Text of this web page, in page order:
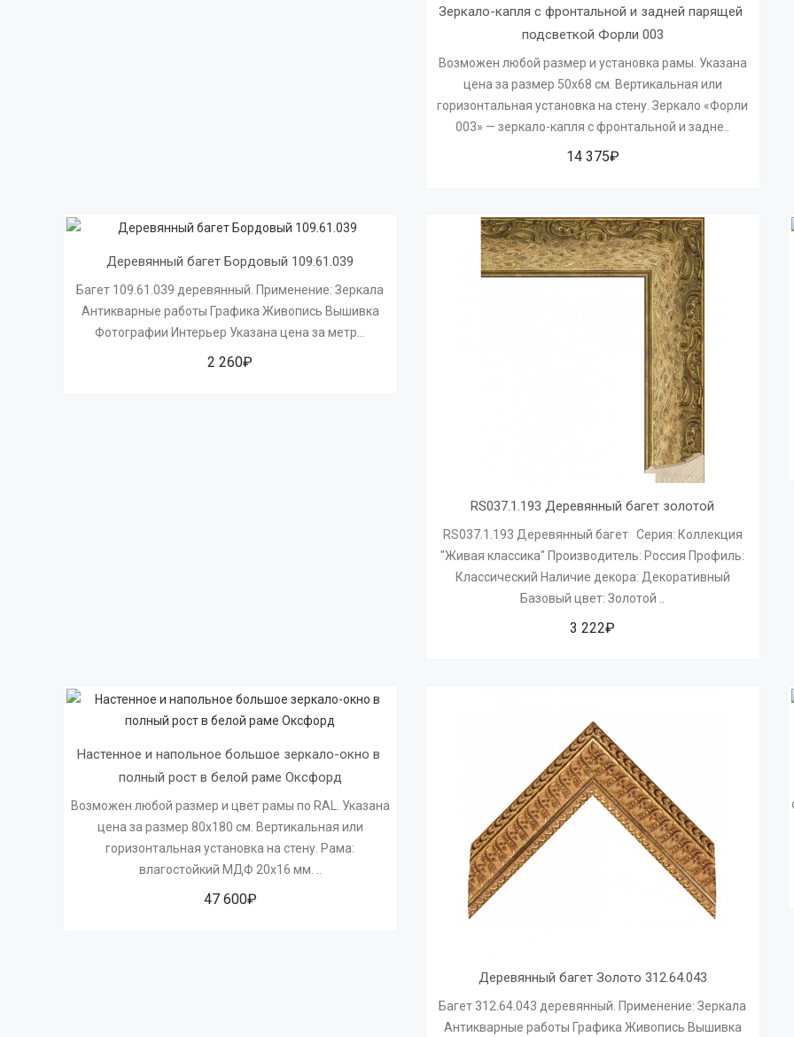
Зеркало-капля с фронтальной и задней парящей
подсветкой Форли 003
Возможен любой размер и установка рамы. Указана
цена за размер 50х68 см. Вертикальная или
горизонтальная установка на стену. Зеркало «Форли
003» — зеркало-капля с фронтальной и задне..
14 375₽
Деревянный багет Бордовый 109.61.039
Багет 109.61.039 деревянный. Применение: Зеркала
Антикварные работы Графика Живопись Вышивка
Фотографии Интерьер Указана цена за метр...
2 260₽
RS037.1.193 Деревянный багет золотой
RS037.1.193 Деревянный багет Серия: Коллекция
"Живая классика" Производитель: Россия Профиль:
Классический Наличие декора: Декоративный
Базовый цвет: Золотой ..
3 222₽
Настенное и напольное большое зеркало-окно в
полный рост в белой раме Оксфорд
Возможен любой размер и цвет рамы по RAL. Указана
цена за размер 80х180 см. Вертикальная или
горизонтальная установка на стену. Рама:
влагостойкий МДФ 20х16 мм. ..
47 600₽
Деревянный багет Золото 312.64.043
Багет 312.64.043 деревянный. Применение: Зеркала
Антикварные работы Графика Живопись Вышивка